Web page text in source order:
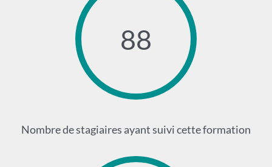
88
Nombre de stagiaires ayant suivi cette formation